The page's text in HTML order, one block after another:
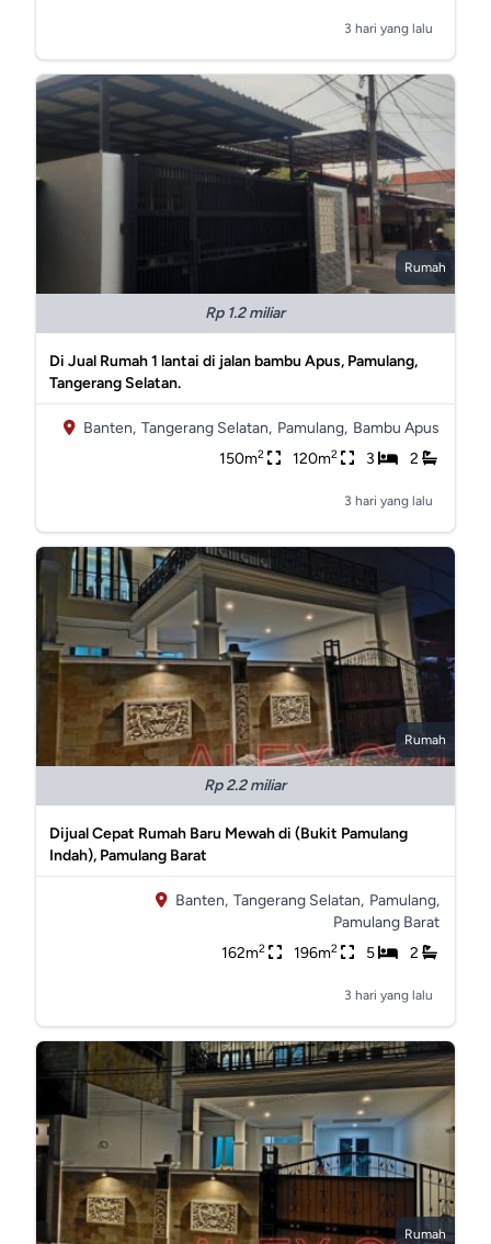
3 hari yang lalu
Rumah
Rp 1.2 miliar
Di Jual Rumah 1 lantai di jalan bambu Apus, Pamulang,
Tangerang Selatan.
Banten, Tangerang Selatan, Pamulang, Bambu Apus
150m2 120m2 3 2
3 hari yang lalu
Rumah
Rp 2.2 miliar
Dijual Cepat Rumah Baru Mewah di (Bukit Pamulang
Indah), Pamulang Barat
Banten, Tangerang Selatan, Pamulang,
Pamulang Barat
162m2 196m2 5 2
3 hari yang lalu
Rumah